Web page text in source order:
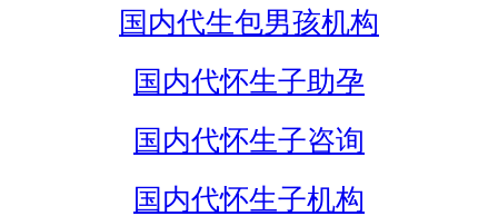
国内代生包男孩机构
国内代怀生子助孕
国内代怀生子咨询
国内代怀生子机构